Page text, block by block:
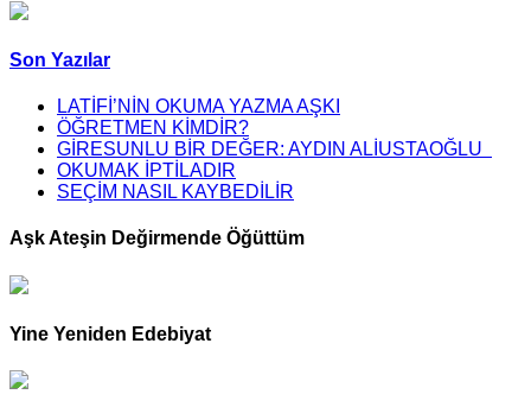
Son Yazılar
LATİFİ’NİN OKUMA YAZMA AŞKI
ÖĞRETMEN KİMDİR?
GİRESUNLU BİR DEĞER: AYDIN ALİUSTAOĞLU
OKUMAK İPTİLADIR
SEÇİM NASIL KAYBEDİLİR
Aşk Ateşin Değirmende Öğüttüm
Yine Yeniden Edebiyat